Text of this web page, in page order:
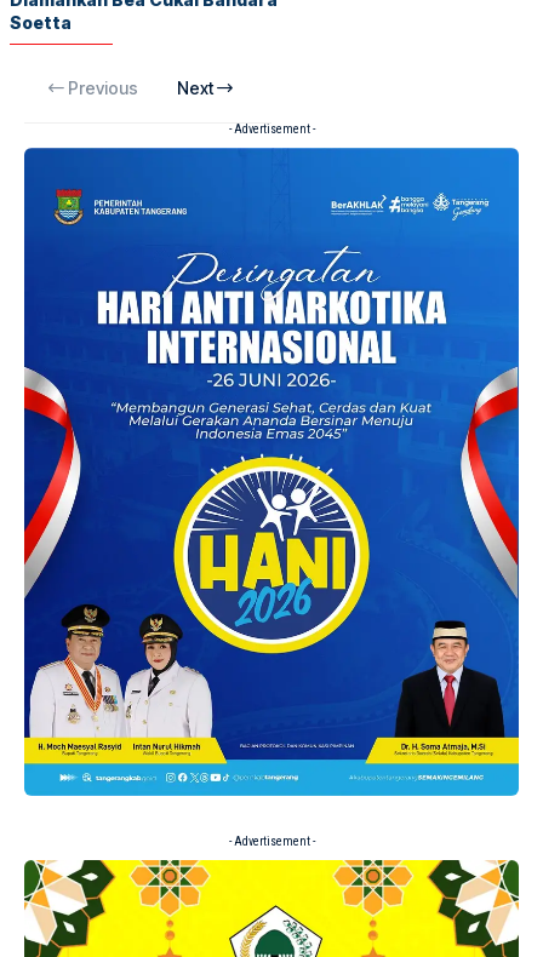
Soetta
Previous Next
- Advertisement -
- Advertisement -